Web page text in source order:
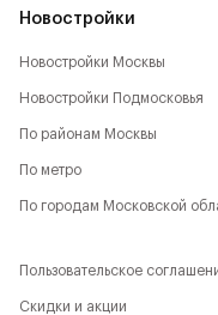
Новостройки
Новостройки Москвы
Новостройки Подмосковья
По районам Москвы
По метро
По городам Московской
Пользовательское
Скидки и акции